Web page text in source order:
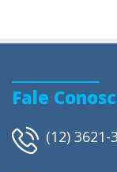
Fale
(12) 3621-